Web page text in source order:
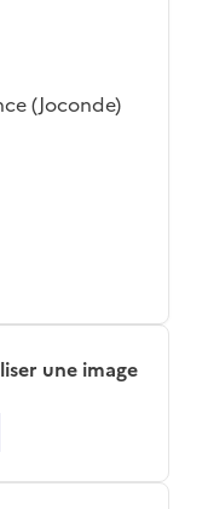
(Joconde)
une image